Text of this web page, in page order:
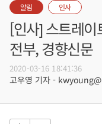
알림 인사
[인사] 스트레
전부, 경향신문
2020-03-16 18:41:36
고우영 기자 -